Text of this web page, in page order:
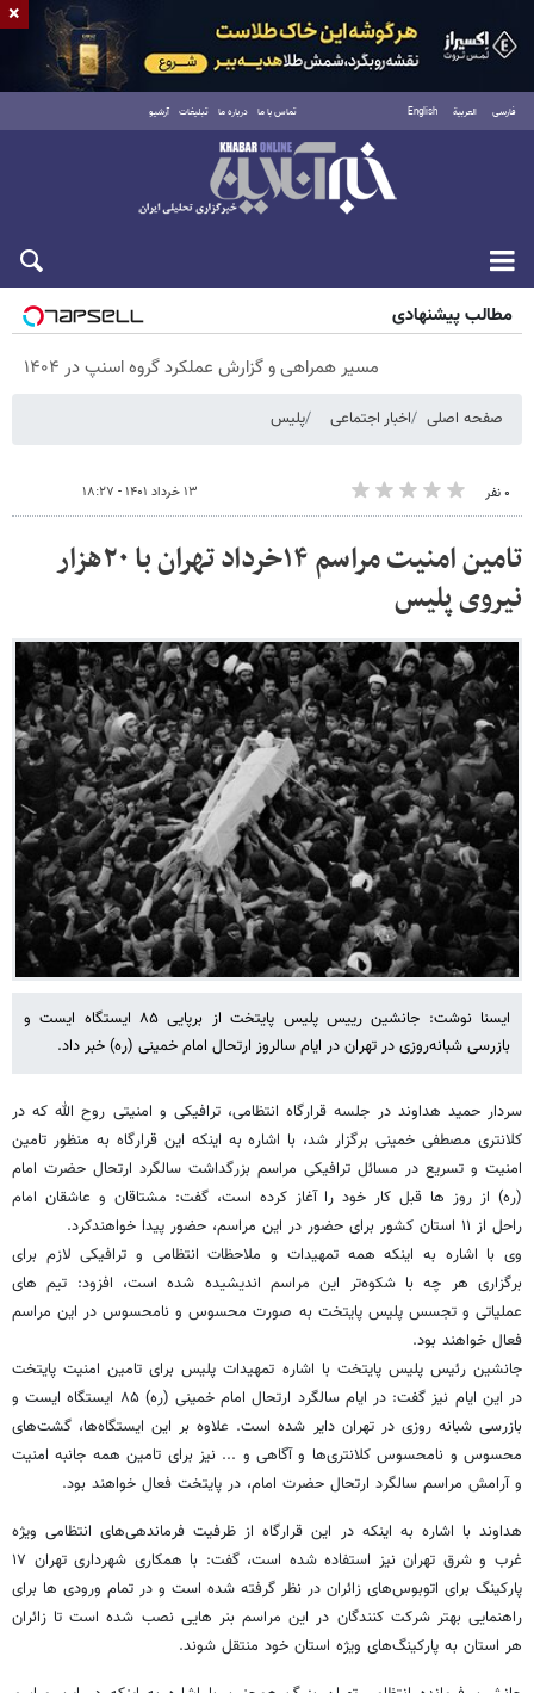
فارسی العربية English تماس با ما درباره ما تبلیغات آرشیو
پنجشنبه ۱۵ مرداد ۱۴۰۵
مطالب پیشنهادی
مسیر همراهی و گزارش عملکرد گروه اسنپ در ۱۴۰۴
صفحه اصلی اخبار اجتماعی پلیس
۰ نفر ۱۳ خرداد ۱۴۰۱ - ۱۸:۲۷
تامین امنیت مراسم ۱۴خرداد تهران با ۲۰هزار
نیروی پلیس
ایسنا نوشت: جانشین رییس پلیس پایتخت از برپایی ۸۵ ایستگاه ایست و
بازرسی شبانه‌روزی در تهران در ایام سالروز ارتحال امام خمینی (ره) خبر داد.
سردار حمید هداوند در جلسه قرارگاه انتظامی، ترافیکی و امنیتی روح الله که در
کلانتری مصطفی خمینی برگزار شد، با اشاره به اینکه این قرارگاه به منظور تامین
امنیت و تسریع در مسائل ترافیکی مراسم بزرگداشت سالگرد ارتحال حضرت امام
(ره) از روز ها قبل کار خود را آغاز کرده است، گفت: مشتاقان و عاشقان امام
راحل از ۱۱ استان کشور برای حضور در این مراسم، حضور پیدا خواهندکرد.
وی با اشاره به اینکه همه تمهیدات و ملاحظات انتظامی و ترافیکی لازم برای
برگزاری هر چه با شکوه‌تر این مراسم اندیشیده شده است، افزود: تیم های
عملیاتی و تجسس پلیس پایتخت به صورت محسوس و نامحسوس در این مراسم
فعال خواهند بود.
جانشین رئیس پلیس پایتخت با اشاره تمهیدات پلیس برای تامین امنیت پایتخت
در این ایام نیز گفت:‌ در ایام سالگرد ارتحال امام خمینی (ره) ۸۵ ایستگاه ایست و
بازرسی شبانه روزی در تهران دایر شده است. علاوه بر این ایستگاه‌ها، گشت‌های
محسوس و نامحسوس کلانتری‌ها و آگاهی و ... نیز برای تامین همه جانبه امنیت
و آرامش مراسم سالگرد ارتحال حضرت امام، در پایتخت فعال خواهند بود.
هداوند با اشاره به اینکه در این قرارگاه از ظرفیت فرماندهی‌های انتظامی ویژه
غرب و شرق تهران نیز استفاده شده‌ است، گفت: با همکاری شهرداری تهران ۱۷
پارکینگ برای اتوبوس‌های زائران در نظر گرفته شده است و در تمام ورودی ها برای
راهنمایی بهتر شرکت کنندگان در این مراسم بنر هایی نصب شده است تا زائران
هر استان به پارکینگ‌های ویژه استان خود منتقل شوند.
×